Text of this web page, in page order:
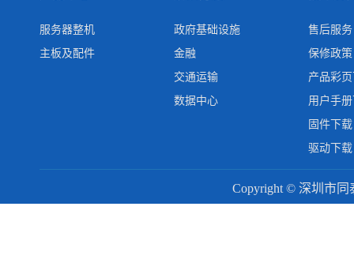
服务器整机
主板及配件
政府基础设施
金融
交通运输
数据中心
售后服务
保修政策
产品彩
用户手
固件下载
驱动下载
Copyright © 深圳市同